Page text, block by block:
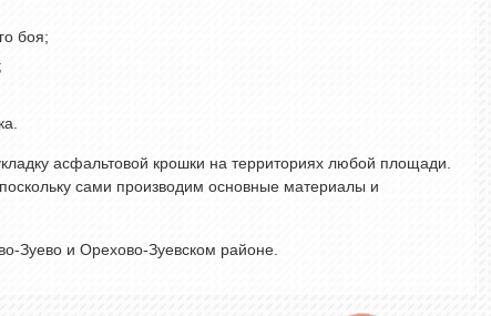
боя;
асфальтовой крошки на территориях любой площади.
сами производим основные материалы и
Зуево и Орехово-Зуевском районе.